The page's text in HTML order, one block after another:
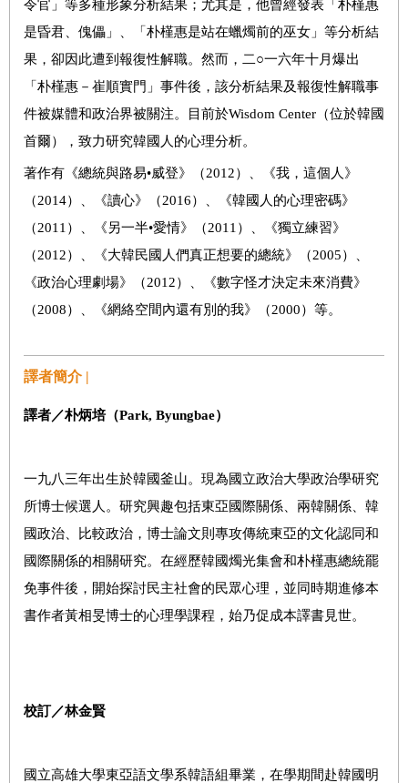
令官」等多種形象分析結果；尤其是，他曾經發表「朴槿惠
是昏君、傀儡」、「朴槿惠是站在蠟燭前的巫女」等分析結
果，卻因此遭到報復性解職。然而，二○一六年十月爆出
「朴槿惠－崔順實門」事件後，該分析結果及報復性解職事
件被媒體和政治界被關注。目前於Wisdom Center（位於韓國
首爾），致力研究韓國人的心理分析。
著作有《總統與路易•威登》（2012）、《我，這個人》
（2014）、《讀心》（2016）、《韓國人的心理密碼》
（2011）、《另一半•愛情》（2011）、《獨立練習》
（2012）、《大韓民國人們真正想要的總統》（2005）、
《政治心理劇場》（2012）、《數字怪才決定未來消費》
（2008）、《網絡空間內還有別的我》（2000）等。
譯者簡介 |
譯者／朴炳培（Park, Byungbae）
一九八三年出生於韓國釜山。現為國立政治大學政治學研究
所博士候選人。研究興趣包括東亞國際關係、兩韓關係、韓
國政治、比較政治，博士論文則專攻傳統東亞的文化認同和
國際關係的相關研究。在經歷韓國燭光集會和朴槿惠總統罷
免事件後，開始探討民主社會的民眾心理，並同時期進修本
書作者黃相旻博士的心理學課程，始乃促成本譯書見世。
校訂／林金賢
國立高雄大學東亞語文學系韓語組畢業，在學期間赴韓國明